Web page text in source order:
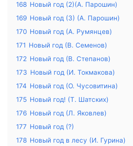
168 Новый год (2)(А. Парошин)
169 Новый год (3) (А. Парошин)
170 Новый год (А. Румянцев)
171 Новый год (В. Семенов)
172 Новый год (В. Степанов)
173 Новый год (И. Токмакова)
174 Новый год (О. Чусовитина)
175 Новый год! (Т. Шатских)
176 Новый год (Л. Яковлев)
177 Новый год (?)
178 Новый год в лесу (И. Гурина)